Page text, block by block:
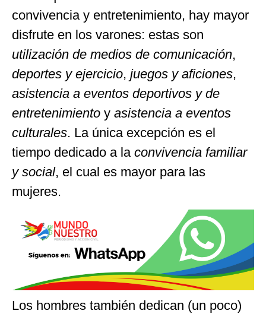
convivencia y entretenimiento, hay mayor
disfrute en los varones: estas son
utilización de medios de comunicación,
deportes y ejercicio, juegos y aficiones,
asistencia a eventos deportivos y de
entretenimiento y asistencia a eventos
culturales. La única excepción es el
tiempo dedicado a la convivencia familiar
y social, el cual es mayor para las
mujeres.
Los hombres también dedican (un poco)